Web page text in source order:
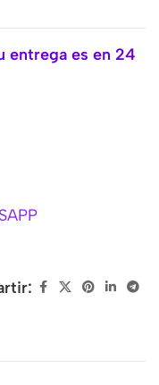
entrega es en 24